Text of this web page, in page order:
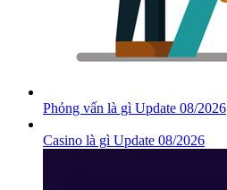
Phỏng vấn là gì Update 08/2026
Casino là gì Update 08/2026